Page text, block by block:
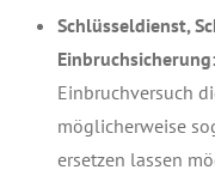
Schlüsseldienst,
Einbruchsicherung:
Einbruchversuch
möglicherweise
ersetzen lassen